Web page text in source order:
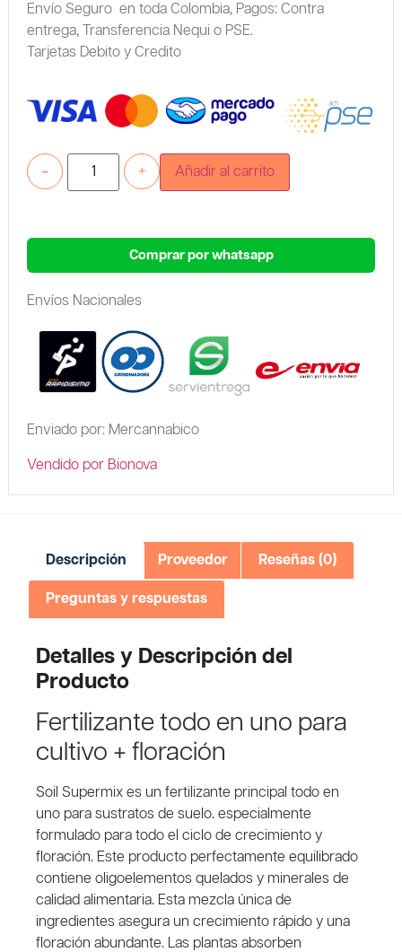
Envío Seguro en toda Colombia, Pagos: Contra
entrega,
Transferencia Nequi o PSE.
Tarjetas Debito y Credito
+
- Añadir al carrito
Comprar por whatsapp
Envíos Nacionales
Enviado por: Mercannabico
Vendido por Bionova
Descripción Proveedor Reseñas (0)
Preguntas y respuestas
Detalles y Descripción del
Producto
Fertilizante todo en uno para
cultivo + floración
Soil Supermix es un fertilizante principal todo en
uno para sustratos de suelo. especialmente
formulado para todo el ciclo de crecimiento y
floración. Este producto perfectamente equilibrado
contiene oligoelementos quelados y minerales de
calidad alimentaria. Esta mezcla única de
ingredientes asegura un crecimiento rápido y una
floración abundante. Las plantas absorben